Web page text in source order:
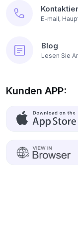
E-mail,
Blog
Lesen Sie
Kunden APP: